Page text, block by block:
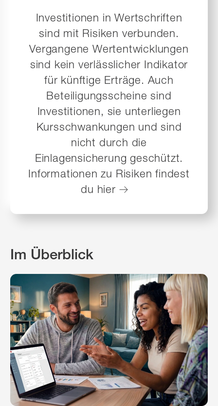
Investitionen in Wertschriften
sind mit Risiken verbunden.
Vergangene Wertentwicklungen
sind kein verlässlicher Indikator
für künftige Erträge. Auch
Beteiligungsscheine sind
Investitionen, sie unterliegen
Kursschwankungen und sind
nicht durch die
Einlagensicherung geschützt.
Informationen zu Risiken findest
du hier
Im Überblick